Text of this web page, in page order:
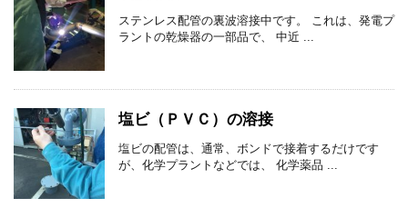
ステンレス配管の裏波溶接中です。 これは、発電プ
ラントの乾燥器の一部品で、 中近 ...
塩ビ（ＰＶＣ）の溶接
塩ビの配管は、通常、ボンドで接着するだけです
が、化学プラントなどでは、 化学薬品 ...